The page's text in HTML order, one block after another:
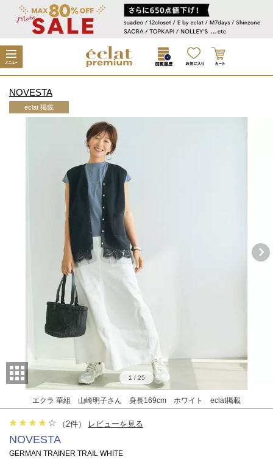
NOVESTA
eclat 掲載
1 / 25
エクラ 華組 山崎明子さん 身長169cm ホワイト eclat掲載
（2件） レビューを見る
NOVESTA
GERMAN TRAINER TRAIL WHITE